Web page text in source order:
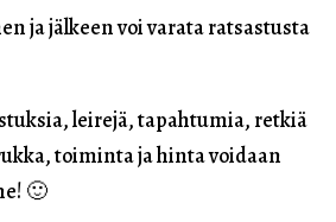
ja jälkeen voi varata ratsastusta
leirejä, tapahtumia, retkiä
toiminta ja hinta voidaan
🙂